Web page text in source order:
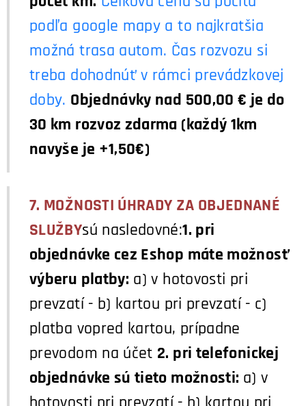
podľa google mapy a to najkratšia
možná trasa autom. Čas rozvozu si
treba dohodnúť v rámci prevádzkovej
doby. Objednávky nad 500,00 € je do
30 km rozvoz zdarma (každý 1km
navyše je +1,50€)
7. MOŽNOSTI ÚHRADY ZA OBJEDNANÉ
SLUŽBYsú nasledovné:1. pri
objednávke cez Eshop máte možnosť
výberu platby: a) v hotovosti pri
prevzatí - b) kartou pri prevzatí - c)
platba vopred kartou, prípadne
prevodom na účet 2. pri telefonickej
objednávke sú tieto možnosti: a) v